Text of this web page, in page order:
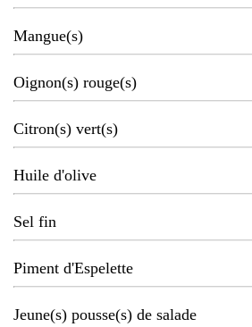
Mangue(s)
Oignon(s) rouge(s)
Citron(s) vert(s)
Huile d'olive
Sel fin
Piment d'Espelette
Jeune(s) pousse(s) de salade